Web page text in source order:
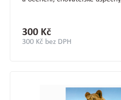
300 Kč
300 Kč bez DPH